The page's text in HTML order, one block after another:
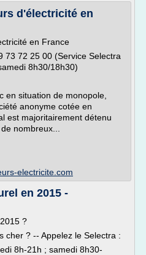
d'électricité en
en France
73 72 25 00 (Service Selectra
8h30/18h30)
en situation de monopole,
anonyme cotée en
est majoritairement détenu
nombreux...
electricite.com
en 2015 -
?
cher ? -- Appelez le Selectra :
8h-21h ; samedi 8h30-